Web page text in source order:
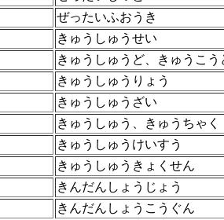
ぜったいふおうき
きゅうしゅうせい
きゅうしゅうど、きゅうこう
きゅうしゅうりょう
きゅうしゅうざい
きゅうしゅう、きゅうちゃく
きゅうしゅうけいすう
きゅうしゅうきょくせん
きんだんしょうじょう
きんだんしょうこうぐん